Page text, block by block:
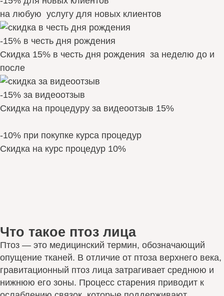
на любую услугу для новых клиентов
-15% в честь дня рождения
Скидка 15% в честь дня рождения за неделю до и
после
-15% за видеоотзыв
Скидка на процедуру за видеоотзыв 15%
-10% при покупке курса процедур
Скидка на курс процедур 10%
Что такое птоз лица
Птоз — это медицинский термин, обозначающий
опущение тканей. В отличие от птоза верхнего века,
гравитационный птоз лица затрагивает среднюю и
нижнюю его зоны. Процесс старения приводит к